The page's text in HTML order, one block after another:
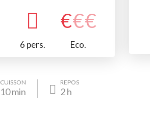
6 pers.
€€€
Eco.
CUISSON
10min
REPOS
2h